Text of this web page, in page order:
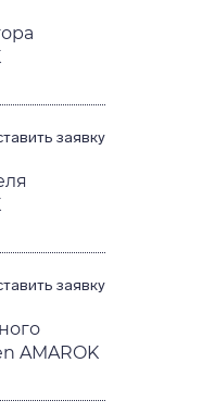
заявку
заявку
AMAROK